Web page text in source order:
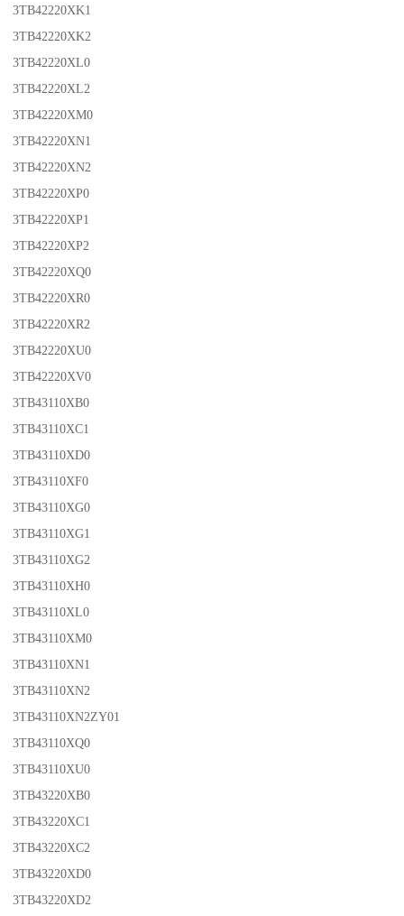
3TB42220XK1
3TB42220XK2
3TB42220XL0
3TB42220XL2
3TB42220XM0
3TB42220XN1
3TB42220XN2
3TB42220XP0
3TB42220XP1
3TB42220XP2
3TB42220XQ0
3TB42220XR0
3TB42220XR2
3TB42220XU0
3TB42220XV0
3TB43110XB0
3TB43110XC1
3TB43110XD0
3TB43110XF0
3TB43110XG0
3TB43110XG1
3TB43110XG2
3TB43110XH0
3TB43110XL0
3TB43110XM0
3TB43110XN1
3TB43110XN2
3TB43110XN2ZY01
3TB43110XQ0
3TB43110XU0
3TB43220XB0
3TB43220XC1
3TB43220XC2
3TB43220XD0
3TB43220XD2